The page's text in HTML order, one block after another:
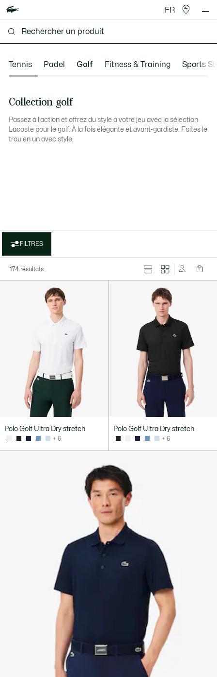
FR
Tennis Padel Golf Fitness & Training Sports
Collection golf
Passez à l’action et offrez du style à votre jeu avec la sélection
Lacoste pour le golf. À la fois élégante et avant-gardiste. Faites le
trou en un avec style.
FILTRES
174 résultats
Polo Golf Ultra Dry stretch
+ 6
Polo Golf Ultra Dry stretch
+ 6